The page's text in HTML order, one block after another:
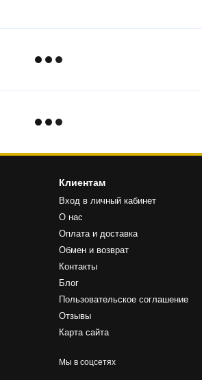
Клиентам
Вход в личный кабинет
О нас
Оплата и доставка
Обмен и возврат
Контакты
Блог
Пользовательское соглашение
Отзывы
Карта сайта
Мы в соцсетях